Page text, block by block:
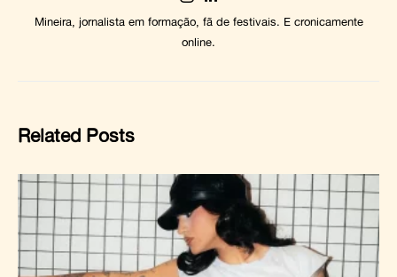
Mineira, jornalista em formação, fã de festivais. E cronicamente
online.
Related Posts